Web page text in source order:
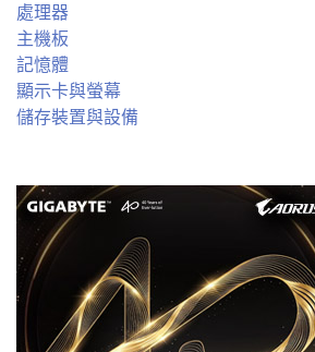
處理器
主機板
記憶體
顯示卡與螢幕
儲存裝置與設備